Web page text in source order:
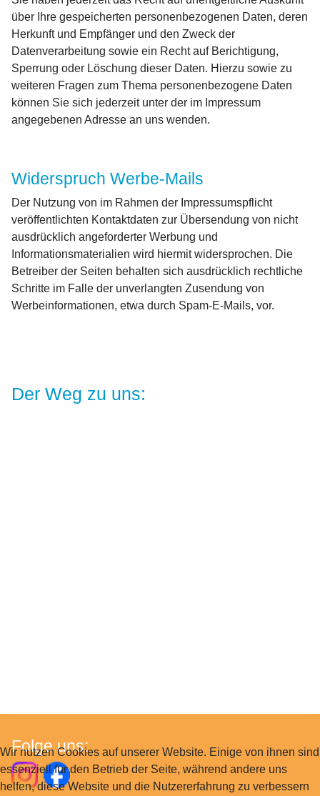
über Ihre gespeicherten personenbezogenen Daten, deren
Herkunft und Empfänger und den Zweck der
Datenverarbeitung sowie ein Recht auf Berichtigung,
Sperrung oder Löschung dieser Daten. Hierzu sowie zu
weiteren Fragen zum Thema personenbezogene Daten
können Sie sich jederzeit unter der im Impressum
angegebenen Adresse an uns wenden.
Widerspruch Werbe-Mails
Der Nutzung von im Rahmen der Impressumspflicht
veröffentlichten Kontaktdaten zur Übersendung von nicht
ausdrücklich angeforderter Werbung und
Informationsmaterialien wird hiermit widersprochen. Die
Betreiber der Seiten behalten sich ausdrücklich rechtliche
Schritte im Falle der unverlangten Zusendung von
Werbeinformationen, etwa durch Spam-E-Mails, vor.
Der Weg zu uns:
Folge uns:
Wir nutzen Cookies auf unserer Website. Einige von ihnen sind
essenziell für den Betrieb der Seite, während andere uns
helfen, diese Website und die Nutzererfahrung zu verbessern